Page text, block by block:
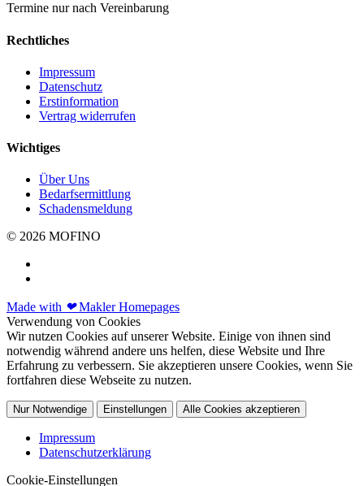
Termine nur nach Vereinbarung
Rechtliches
Impressum
Datenschutz
Erstinformation
Vertrag widerrufen
Wichtiges
Über Uns
Bedarfsermittlung
Schadensmeldung
© 2026 MOFINO
Made with ❤Makler Homepages
Verwendung von Cookies
Wir nutzen Cookies auf unserer Website. Einige von ihnen sind
notwendig während andere uns helfen, diese Website und Ihre
Erfahrung zu verbessern. Sie akzeptieren unsere Cookies, wenn Sie
fortfahren diese Webseite zu nutzen.
Nur Notwendige Einstellungen Alle Cookies akzeptieren
Impressum
Datenschutzerklärung
Cookie-Einstellungen